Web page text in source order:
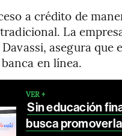
a crédito de
La
asegura que
en línea.
VER +
Sin educación
busca promoverla